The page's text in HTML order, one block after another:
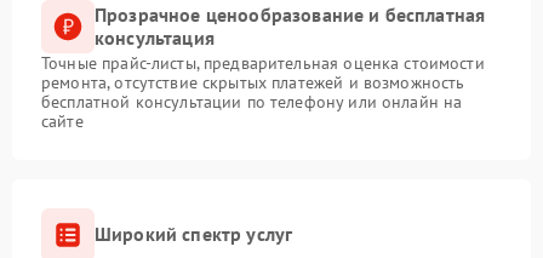
Прозрачное ценообразование и бесплатная
консультация
Точные прайс-листы, предварительная оценка стоимости
ремонта, отсутствие скрытых платежей и возможность
бесплатной консультации по телефону или онлайн на
сайте
Широкий спектр услуг